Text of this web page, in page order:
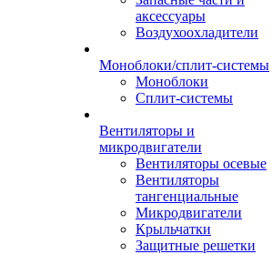
аксессуары
Воздухоохладители
Моноблоки/сплит-системы
Моноблоки
Сплит-системы
Вентиляторы и
микродвигатели
Вентиляторы осевые
Вентиляторы
тангенциальные
Микродвигатели
Крыльчатки
Защитные решетки